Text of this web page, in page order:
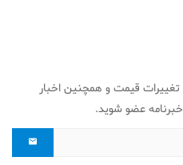
قیمت و همچنین اخبار
عضو شوید.